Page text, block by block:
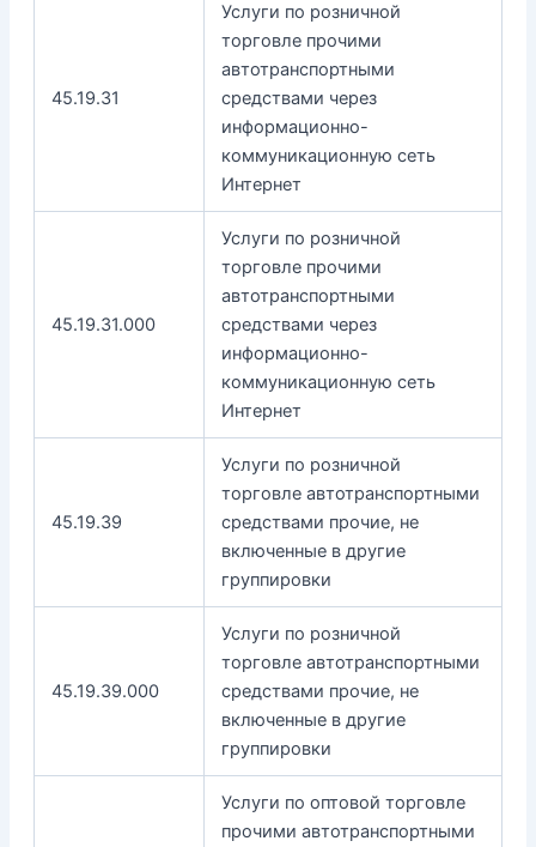
45.19.31
Услуги по розничной
торговле прочими
автотранспортными
средствами через
информационно-
коммуникационную сеть
Интернет
45.19.31.000
Услуги по розничной
торговле прочими
автотранспортными
средствами через
информационно-
коммуникационную сеть
Интернет
45.19.39
Услуги по розничной
торговле автотранспортными
средствами прочие, не
включенные в другие
группировки
45.19.39.000
Услуги по розничной
торговле автотранспортными
средствами прочие, не
включенные в другие
группировки
Услуги по оптовой торговле
прочими автотранспортными